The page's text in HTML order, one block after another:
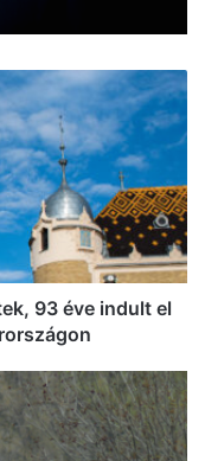
Tisza-
93 éve indult el